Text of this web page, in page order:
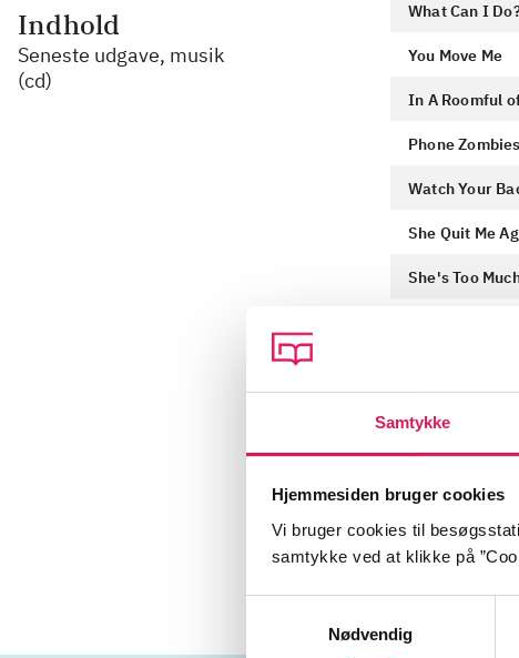
Samtykke
Hjemmesiden bruger cookies
Vi bruger cookies til
samtykke ved at klikke på
Nødvendig
Indhold
Seneste udgave, musik
(cd)
What Can I
You Move Me
In A Roomful
Phone Zombies
Watch Your
She Quit Me
She's Too
Too Much
Let The
I Can't Wait